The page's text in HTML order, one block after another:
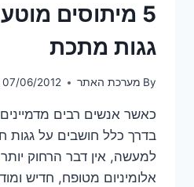
5 מיתוסים
גגות מתכת
By מערכת האתר 07/06/2012
כאשר אנשים רבים
בדרך כלל חושבים על גגות
למעשה, אין דבר הרחוק
אלומיניום מטופח, חדיש